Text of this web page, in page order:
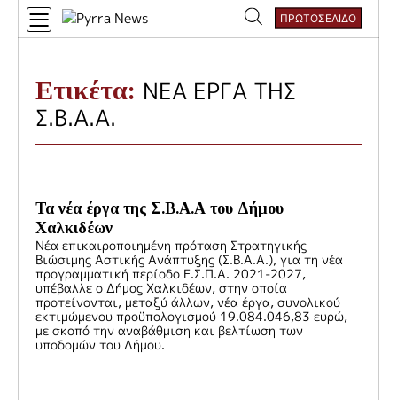
Αναζήτηση
ΠΡΩΤΟΣΕΛΙΔΟ
Ετικέτα: ΝΕΑ ΕΡΓΑ ΤΗΣ
Σ.Β.Α.Α.
Τα νέα έργα της Σ.Β.Α.Α του Δήμου
Χαλκιδέων
Νέα επικαιροποιημένη πρόταση Στρατηγικής
Βιώσιμης Αστικής Ανάπτυξης (Σ.Β.Α.Α.), για τη νέα
προγραμματική περίοδο Ε.Σ.Π.Α. 2021-2027,
υπέβαλλε ο Δήμος Χαλκιδέων, στην οποία
προτείνονται, μεταξύ άλλων, νέα έργα, συνολικού
εκτιμώμενου προϋπολογισμού 19.084.046,83 ευρώ,
με σκοπό την αναβάθμιση και βελτίωση των
υποδομών του Δήμου.